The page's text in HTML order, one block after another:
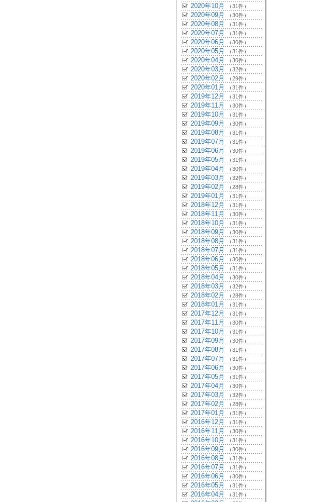
2020年10月 （31件）
2020年09月 （30件）
2020年08月 （31件）
2020年07月 （31件）
2020年06月 （30件）
2020年05月 （31件）
2020年04月 （30件）
2020年03月 （32件）
2020年02月 （29件）
2020年01月 （31件）
2019年12月 （31件）
2019年11月 （30件）
2019年10月 （31件）
2019年09月 （30件）
2019年08月 （31件）
2019年07月 （31件）
2019年06月 （30件）
2019年05月 （31件）
2019年04月 （30件）
2019年03月 （32件）
2019年02月 （28件）
2019年01月 （31件）
2018年12月 （31件）
2018年11月 （30件）
2018年10月 （31件）
2018年09月 （30件）
2018年08月 （31件）
2018年07月 （31件）
2018年06月 （30件）
2018年05月 （31件）
2018年04月 （30件）
2018年03月 （32件）
2018年02月 （28件）
2018年01月 （31件）
2017年12月 （31件）
2017年11月 （30件）
2017年10月 （31件）
2017年09月 （30件）
2017年08月 （31件）
2017年07月 （31件）
2017年06月 （30件）
2017年05月 （31件）
2017年04月 （30件）
2017年03月 （32件）
2017年02月 （28件）
2017年01月 （31件）
2016年12月 （31件）
2016年11月 （30件）
2016年10月 （31件）
2016年09月 （30件）
2016年08月 （31件）
2016年07月 （31件）
2016年06月 （30件）
2016年05月 （31件）
2016年04月 （31件）